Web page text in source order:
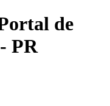
de
PR